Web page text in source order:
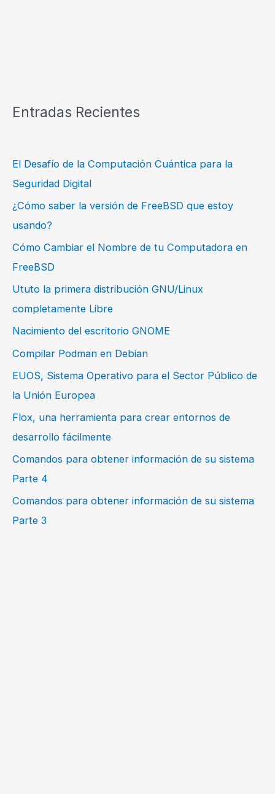
Entradas Recientes
El Desafío de la Computación Cuántica para la
Seguridad Digital
¿Cómo saber la versión de FreeBSD que estoy
usando?
Cómo Cambiar el Nombre de tu Computadora en
FreeBSD
Ututo la primera distribución GNU/Linux
completamente Libre
Nacimiento del escritorio GNOME
Compilar Podman en Debian
EUOS, Sistema Operativo para el Sector Público de
la Unión Europea
Flox, una herramienta para crear entornos de
desarrollo fácilmente
Comandos para obtener información de su sistema
Parte 4
Comandos para obtener información de su sistema
Parte 3